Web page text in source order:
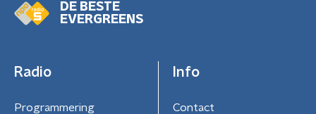
DE BESTE
EVERGREENS
Radio
Programmering
Info
Contact